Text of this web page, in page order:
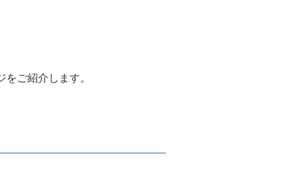
ご紹介します。